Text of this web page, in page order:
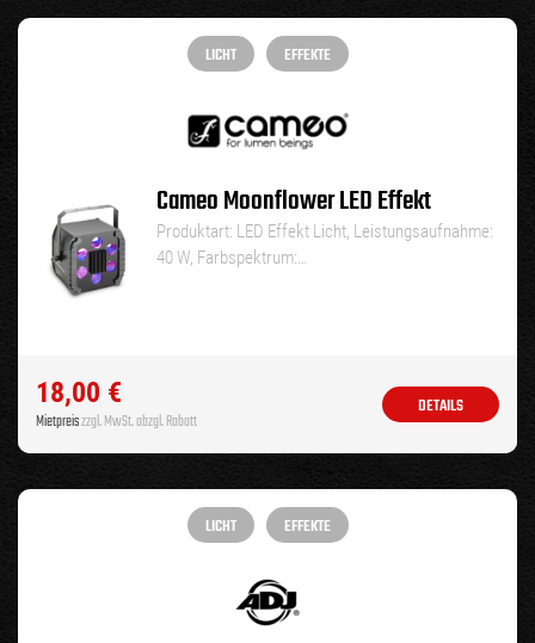
LICHT EFFEKTE
Cameo Moonflower LED Effekt
Produktart: LED Effekt Licht, Leistungsaufnahme:
40 W, Farbspektrum:…
18,00 €
Mietpreiszzgl. MwSt. abzgl. Rabatt
DETAILS
LICHT EFFEKTE